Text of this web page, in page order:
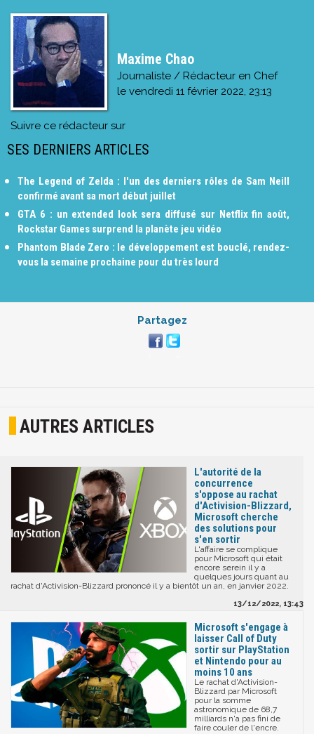
Maxime Chao
Journaliste / Rédacteur en Chef
le vendredi 11 février 2022, 23:13
Suivre ce rédacteur sur
SES DERNIERS ARTICLES
The Legend of Zelda : l'un des derniers rôles de Sam Neill
confirmé avant sa mort début juillet
GTA 6 : un extended look sera diffusé sur Netflix fin août,
Rockstar Games surprend la planète jeu vidéo
Phantom Blade Zero : le développement est bouclé, rendez-
vous la semaine prochaine pour du très lourd
Partagez
AUTRES ARTICLES
L'autorité de la
concurrence
s'oppose au rachat
d'Activision-Blizzard,
Microsoft cherche
des solutions pour
s'en sortir
L'affaire se complique
pour Microsoft qui était
encore serein il y a
quelques jours quant au
rachat d'Activision-Blizzard prononcé il y a bientôt un an, en janvier 2022.
13/12/2022, 13:43
Microsoft s'engage à
laisser Call of Duty
sortir sur PlayStation
et Nintendo pour au
moins 10 ans
Le rachat d'Activision-
Blizzard par Microsoft
pour la somme
astronomique de 68,7
milliards n'a pas fini de
faire couler de l'encre.